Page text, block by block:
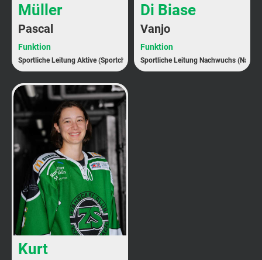
Müller
Pascal
Funktion
Sportliche Leitung Aktive (Sportchef)
Di Biase
Vanjo
Funktion
Sportliche Leitung Nachwuchs
Kurt